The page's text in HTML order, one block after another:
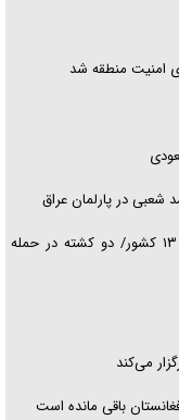
امنیت منطقه شد
شعبی در پارلمان عراق
حکم قضایی روسیه برای ۳۶ مزدور اوکراین از ۱۳ کشور/ دو کشته در حمله
می‌کند
باقی مانده است